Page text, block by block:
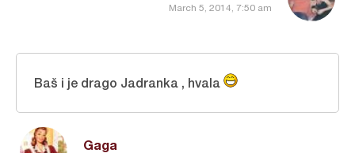
March 5, 2014, 7:50 am
Gaga
Baš i je drago Jadranka , hvala